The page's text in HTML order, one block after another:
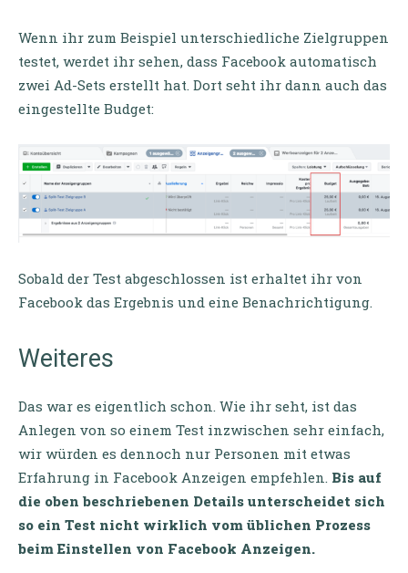
Wenn ihr zum Beispiel unterschiedliche Zielgruppen
testet, werdet ihr sehen, dass Facebook automatisch
zwei Ad-Sets erstellt hat. Dort seht ihr dann auch das
eingestellte Budget:
Sobald der Test abgeschlossen ist erhaltet ihr von
Facebook das Ergebnis und eine Benachrichtigung.
Weiteres
Das war es eigentlich schon. Wie ihr seht, ist das
Anlegen von so einem Test inzwischen sehr einfach,
wir würden es dennoch nur Personen mit etwas
Erfahrung in Facebook Anzeigen empfehlen. Bis auf
die oben beschriebenen Details unterscheidet sich
so ein Test nicht wirklich vom üblichen Prozess
beim Einstellen von Facebook Anzeigen.